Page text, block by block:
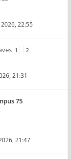
22:55
1 2
21:31
75
21:47